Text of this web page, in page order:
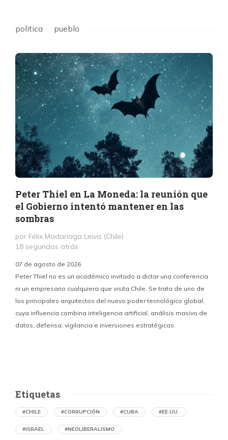
politica pueblo
Peter Thiel en La Moneda: la reunión que
el Gobierno intentó mantener en las
sombras
por Félix Madariaga Leiva (Chile)
18 segundos atrás
07 de agosto de 2026
Peter Thiel no es un académico invitado a dictar una conferencia
ni un empresario cualquiera que visita Chile. Se trata de uno de
los principales arquitectos del nuevo poder tecnológico global,
cuya influencia combina inteligencia artificial, análisis masivo de
datos, defensa, vigilancia e inversiones estratégicas.
Etiquetas
#CHILE #CORRUPCIÓN #CUBA #EE.UU.
#ISRAEL #NEOLIBERALISMO